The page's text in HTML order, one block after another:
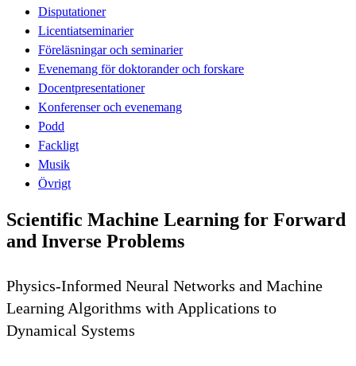
Disputationer
Licentiatseminarier
Föreläsningar och seminarier
Evenemang för doktorander och forskare
Docentpresentationer
Konferenser och evenemang
Podd
Fackligt
Musik
Övrigt
Scientific Machine Learning for Forward
and Inverse Problems
Physics-Informed Neural Networks and Machine
Learning Algorithms with Applications to
Dynamical Systems